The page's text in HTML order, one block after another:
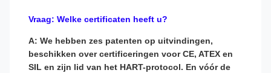
Vraag: Welke certificaten heeft u?
A: We hebben zes patenten op uitvindingen,
beschikken over certificeringen voor CE, ATEX en
SIL en zijn lid van het HART-protocol. En vóór de